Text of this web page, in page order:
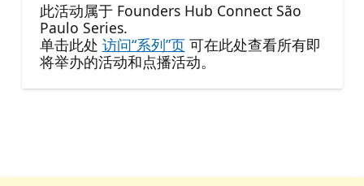
此活动属于 Founders Hub Connect São
Paulo Series.
单击此处 访问“系列”页可在此处查看所有即
将举办的活动和点播活动。